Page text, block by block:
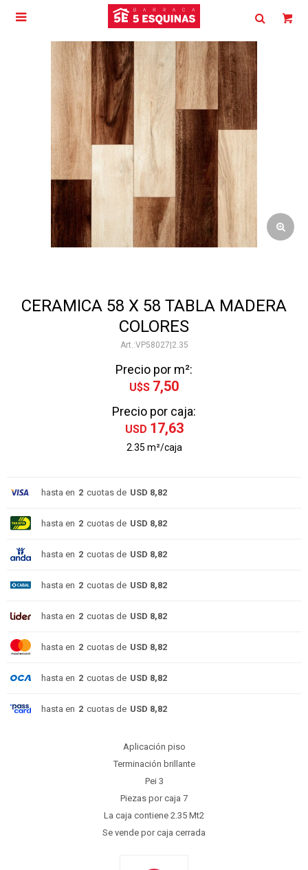

CERAMICA 58 X 58 TABLA MADERA
COLORES
VP58027|2.35
Precio por m²:
U$S 7,50
Precio por caja:
USD 17,63
2.35 m²/caja
hasta en 2 cuotas de USD 8,82
hasta en 2 cuotas de USD 8,82
hasta en 2 cuotas de USD 8,82
hasta en 2 cuotas de USD 8,82
hasta en 2 cuotas de USD 8,82
hasta en 2 cuotas de USD 8,82
hasta en 2 cuotas de USD 8,82
hasta en 2 cuotas de USD 8,82
Aplicación piso
Terminación brillante
Pei 3
Piezas por caja 7
La caja contiene 2.35 Mt2
Se vende por caja cerrada